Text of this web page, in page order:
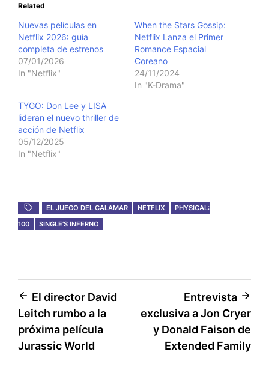
Related
Nuevas películas en
Netflix 2026: guía
completa de estrenos
07/01/2026
In "Netflix"
When the Stars Gossip:
Netflix Lanza el Primer
Romance Espacial
Coreano
24/11/2024
In "K-Drama"
TYGO: Don Lee y LISA
lideran el nuevo thriller de
acción de Netflix
05/12/2025
In "Netflix"
EL JUEGO DEL CALAMAR NETFLIX
PHYSICAL:
100
SINGLE’S INFERNO
Post
navigation
El director David
Leitch rumbo a la
próxima película
Jurassic World
Entrevista
exclusiva a Jon Cryer
y Donald Faison de
Extended Family